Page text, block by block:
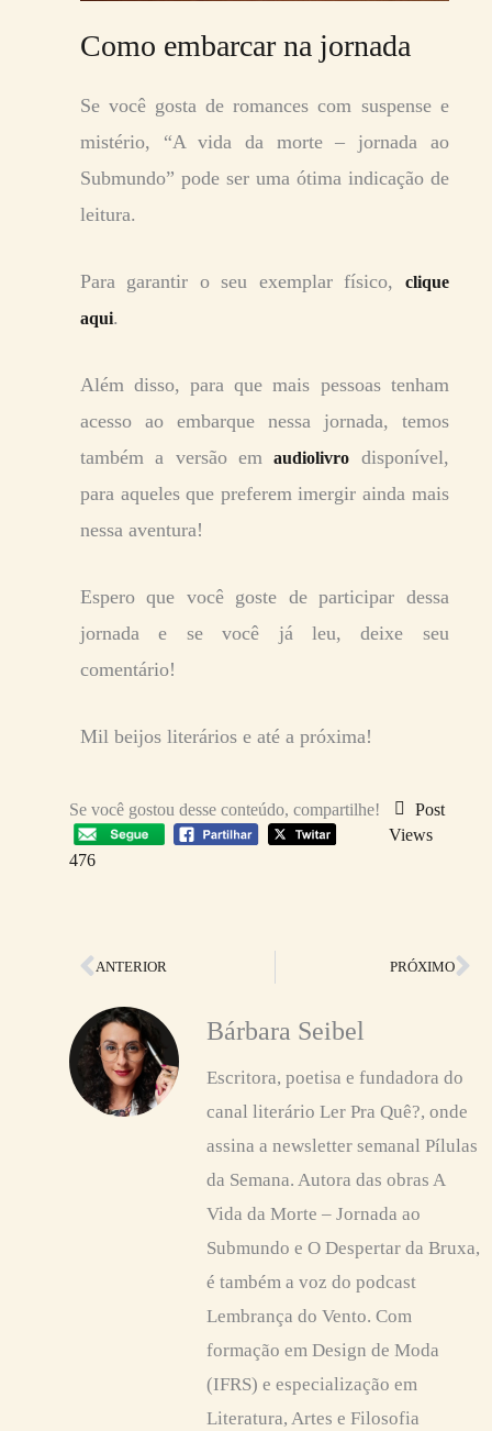
Como embarcar na jornada
Se você gosta de romances com suspense e
mistério, “A vida da morte – jornada ao
Submundo” pode ser uma ótima indicação de
leitura.
Para garantir o seu exemplar físico,
clique
aqui.
Além disso, para que mais pessoas tenham
acesso ao embarque nessa jornada, temos
também a versão emaudiolivro
disponível,
para aqueles que preferem imergir ainda mais
nessa aventura!
Espero que você goste de participar dessa
jornada e se você já leu, deixe seu
comentário!
Mil beijos literários e até a próxima!
Se você gostou desse conteúdo, compartilhe!
Post
Views
476
Anterior
ANTERIOR PRÓXIMO
Bárbara Seibel
Escritora, poetisa e fundadora do
canal literário Ler Pra Quê?, onde
assina a newsletter semanal Pílulas
da Semana. Autora das obras A
Vida da Morte – Jornada ao
Submundo e O Despertar da Bruxa,
é também a voz do podcast
Lembrança do Vento. Com
formação em Design de Moda
(IFRS) e especialização em
Literatura, Artes e Filosofia